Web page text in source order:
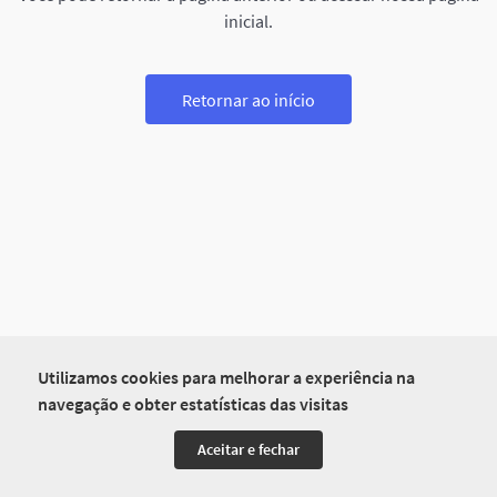
Utilizamos cookies para melhorar a experiência na
navegação e obter estatísticas das visitas
Aceitar e fechar
inicial.
Retornar ao início